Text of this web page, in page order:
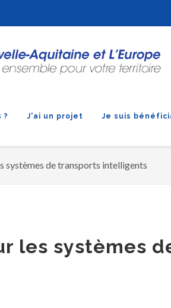
? J'ai un projet Je suis
systèmes de transports intelligents
les systèmes